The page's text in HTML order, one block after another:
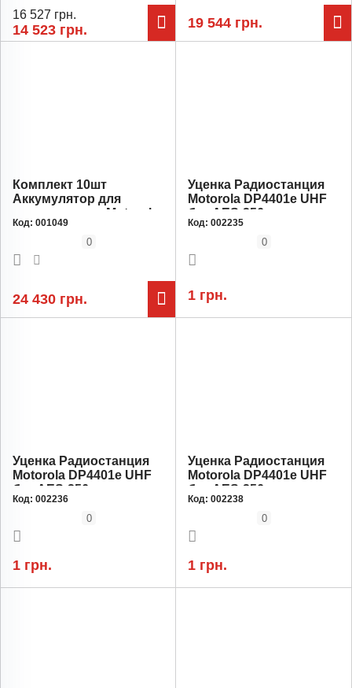
16 527 грн.
14 523 грн. 19 544 грн.
Комплект 10шт
Аккумулятор для
радиостанции Motorola
PMNN4543A, емкость
Код: 001049
0
24 430 грн.
Уценка Радиостанция
Motorola DP4401e UHF
без AES-256
шифрования
Код: 002235
0
1 грн.
Уценка Радиостанция
Motorola DP4401e UHF
без AES-256
шифрования
Код: 002236
0
1 грн.
Уценка Радиостанция
Motorola DP4401e UHF
без AES-256
шифрования
Код: 002238
0
1 грн.